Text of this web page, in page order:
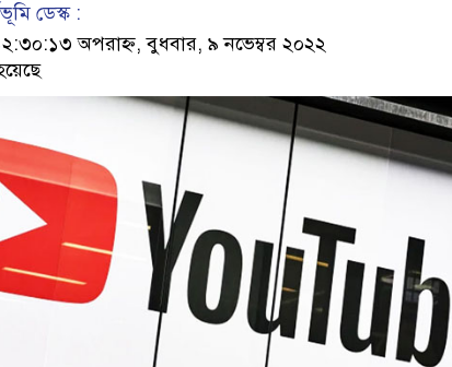
ডেস্ক :
অপরাহ্ন, বুধবার, ৯ নভেম্বর ২০২২